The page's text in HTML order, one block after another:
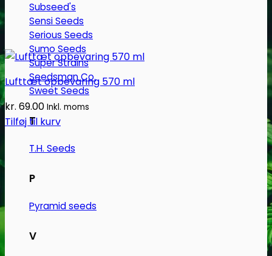
Subseed's
Sensi Seeds
Serious Seeds
Sumo Seeds
Super Strains
Seedsman Co.
Sweet Seeds
T
T.H. Seeds
P
Pyramid seeds
V
Lufttæt opbevaring 570 ml
kr. 69.00 Inkl. moms
Tilføj til kurv